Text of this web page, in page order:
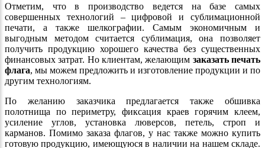
​​​​​​​Отметим, что в производство ведется на базе самых
совершенных технологий – цифровой и сублимационной
печати, а также шелкографии. Самым экономичным и
выгодным методом считается сублимация, она позволяет
получить продукцию хорошего качества без существенных
финансовых затрат. Но клиентам, желающим заказать печать
флага, мы можем предложить и изготовление продукции и по
другим технологиям.
По желанию заказчика предлагается также обшивка
полотнища по периметру, фиксация краев горячим клеем,
усиление углов, установка люверсов, петель, строп и
карманов. Помимо заказа флагов, у нас также можно купить
готовую продукцию, имеющуюся в наличии на нашем складе.